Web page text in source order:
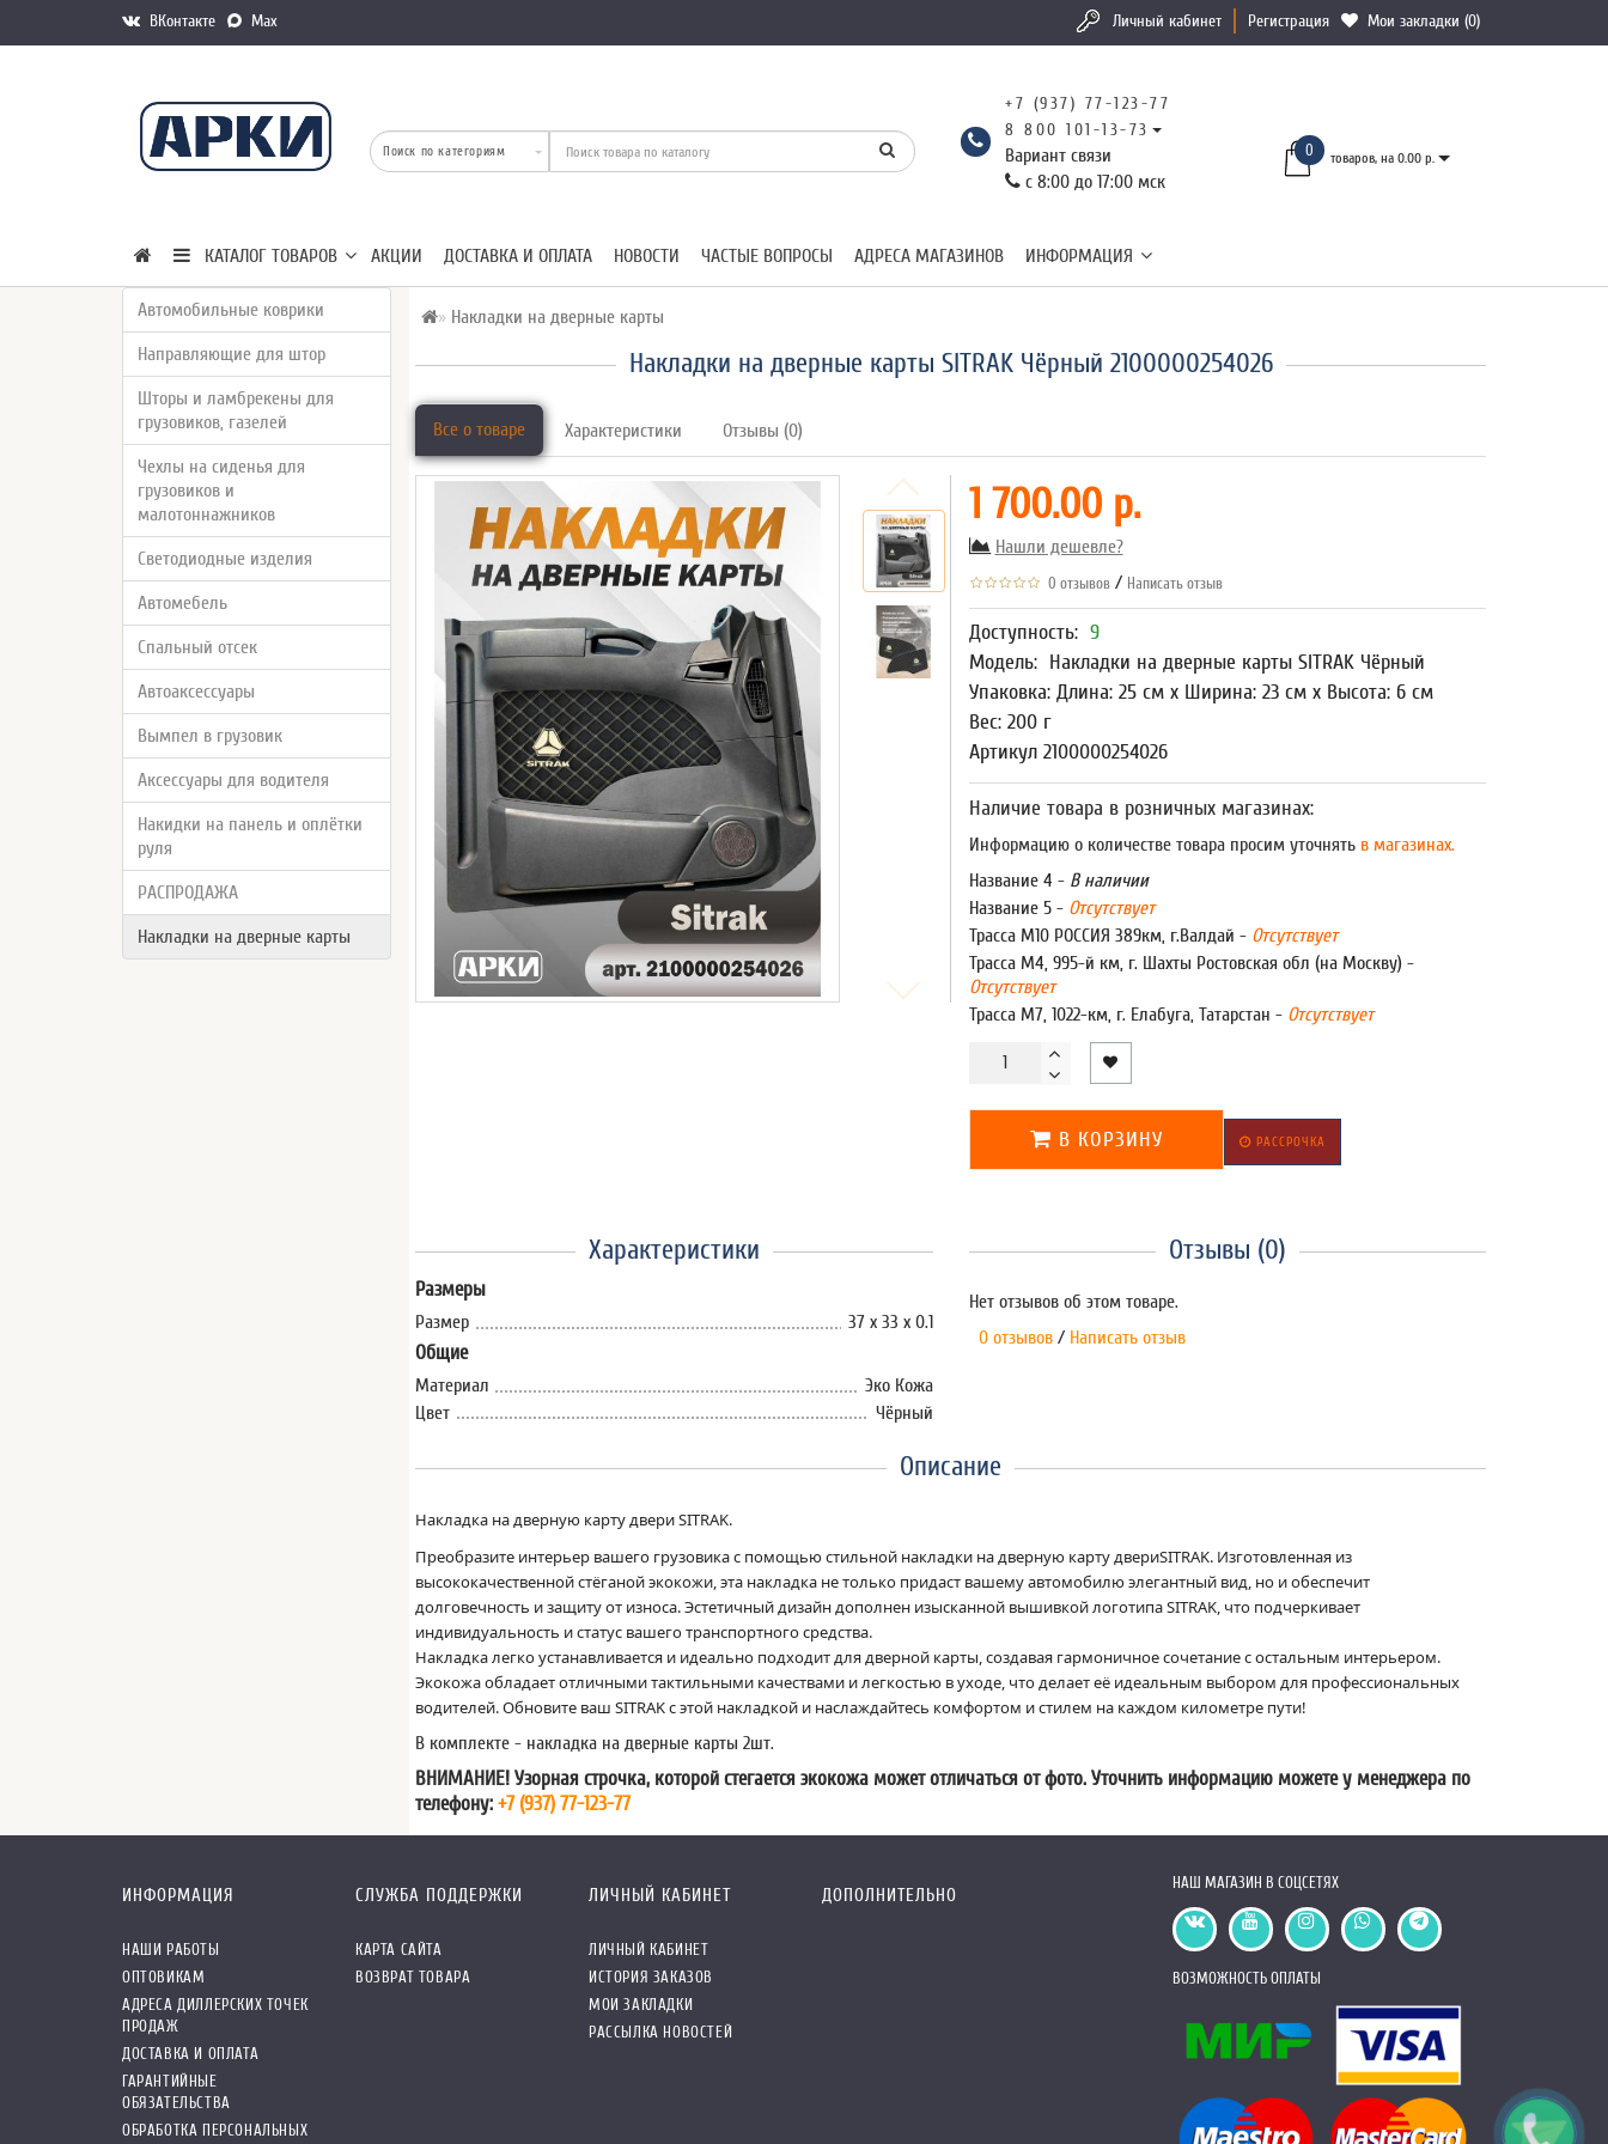
ВКонтакте Max Личный кабинет Регистрация Мои закладки (0)
+7 (937) 77-123-77
8 800 101-13-73
Вариант связи
с 8:00 до 17:00 мск
0 товаров, на 0.00 р.
КАТАЛОГ ТОВАРОВ АКЦИИ ДОСТАВКА И ОПЛАТА НОВОСТИ ЧАСТЫЕ ВОПРОСЫ АДРЕСА МАГАЗИНОВ ИНФОРМАЦИЯ
Автомобильные коврики
Направляющие для штор
Шторы и ламбрекены для
грузовиков, газелей
Чехлы на сиденья для
грузовиков и
малотоннажников
Светодиодные изделия
Автомебель
Спальный отсек
Автоаксессуары
Вымпел в грузовик
Аксессуары для водителя
Накидки на панель и оплётки
руля
РАСПРОДАЖА
Накладки на дверные карты
Накладки на дверные карты
Накладки на дверные карты SITRAK Чёрный 2100000254026
Все о товаре Характеристики Отзывы (0)
1 700.00 р.
Нашли дешевле?
0 отзывов / Написать отзыв
Доступность: 9
Модель: Накладки на дверные карты SITRAK Чёрный
Упаковка: Длина: 25 см x Ширина: 23 см x Высота: 6 см
Вес: 200 г
Артикул 2100000254026
Наличие товара в розничных магазинах:
Информацию о количестве товара просим уточнятьв магазинах.
Название 4 - В наличии
Название 5 - Отсутствует
Трасса М10 РОССИЯ 389км, г.Валдай - Отсутствует
Трасса М4, 995-й км, г. Шахты Ростовская обл (на Москву) -
Отсутствует
Трасса М7, 1022-км, г. Елабуга, Татарстан - Отсутствует
В КОРЗИНУ РАССРОЧКА
Характеристики
Размеры
Размер 37 х 33 х 0.1
Общие
Материал
Эко Кожа
Цвет
Чёрный
Отзывы (0)
Нет отзывов об этом товаре.
0 отзывов / Написать отзыв
Описание
Накладка на дверную карту двери SITRAK.
Преобразите интерьер вашего грузовика с помощью стильной накладки на дверную карту двериSITRAK. Изготовленная из
высококачественной стёганой экокожи, эта накладка не только придаст вашему автомобилю элегантный вид, но и обеспечит
долговечность и защиту от износа. Эстетичный дизайн дополнен изысканной вышивкой логотипаSITRAK, что подчеркивает
индивидуальность и статус вашего транспортного средства.
Накладка легко устанавливается и идеально подходит для дверной карты, создавая гармоничное сочетание с остальным интерьером.
Экокожа обладает отличными тактильными качествами и легкостью в уходе, что делает её идеальным выбором для профессиональных
водителей. Обновите вашSITRAKс этой накладкой и наслаждайтесь комфортом и стилем на каждом километре пути!
В комплекте - накладка на дверные карты 2шт.
ВНИМАНИЕ! Узорная строчка, которой стегается экокожа может отличаться от фото. Уточнить информацию можете у менеджера по
телефону:+7 (937) 77-123-77
ИНФОРМАЦИЯ
НАШИ РАБОТЫ
ОПТОВИКАМ
АДРЕСА ДИЛЛЕРСКИХ ТОЧЕК
ПРОДАЖ
ДОСТАВКА И ОПЛАТА
ГАРАНТИЙНЫЕ
ОБЯЗАТЕЛЬСТВА
ОБРАБОТКА ПЕРСОНАЛЬНЫХ
СЛУЖБА ПОДДЕРЖКИ
КАРТА САЙТА
ВОЗВРАТ ТОВАРА
ЛИЧНЫЙ КАБИНЕТ
ЛИЧНЫЙ КАБИНЕТ
ИСТОРИЯ ЗАКАЗОВ
МОИ ЗАКЛАДКИ
РАССЫЛКА НОВОСТЕЙ
ДОПОЛНИТЕЛЬНО
НАШ МАГАЗИН В СОЦСЕТЯХ
ВОЗМОЖНОСТЬ ОПЛАТЫ